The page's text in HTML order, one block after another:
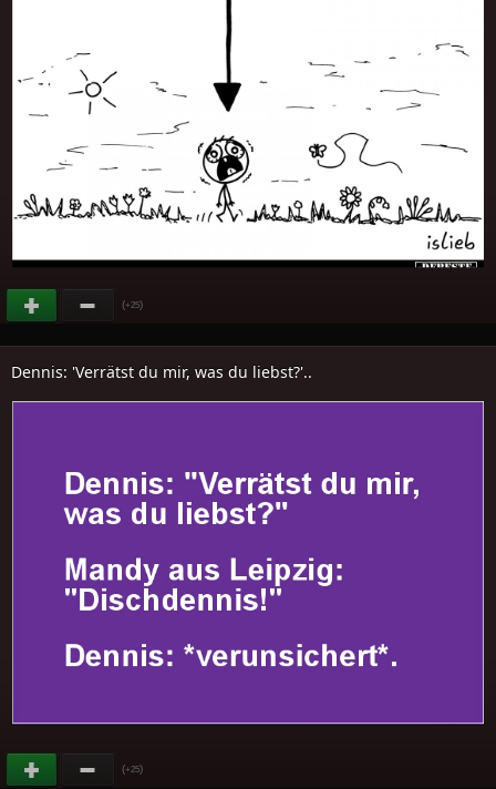
(+25)
Dennis: 'Verrätst du mir, was du liebst?'..
(+25)